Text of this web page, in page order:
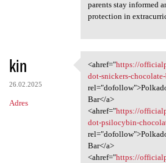
parents stay informed
protection in
kin
26.02.2025
Adres
<ahref="https:/
<ahref="https://
dot-snickers-chocolate-
Bar</a>
<ahref="https://
dot-psilocybin-
Bar</a>
<ahref="https://